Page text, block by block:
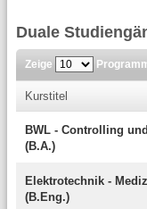
Duale
Zeige
Kurstitel
BWL - Controlling
(B.A.)
Elektrotechnik -
(B.Eng.)